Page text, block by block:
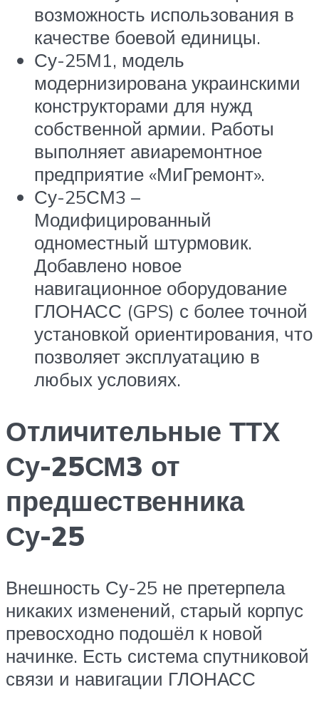
возможность использования в
качестве боевой единицы.
Су-25М1, модель
модернизирована украинскими
конструкторами для нужд
собственной армии. Работы
выполняет авиаремонтное
предприятие «МиГремонт».
Су-25СМ3 –
Модифицированный
одноместный штурмовик.
Добавлено новое
навигационное оборудование
ГЛОНАСС (GPS) с более точной
установкой ориентирования, что
позволяет эксплуатацию в
любых условиях.
Отличительные ТТХ
Су-25СМ3 от
предшественника
Су-25
Внешность Су-25 не претерпела
никаких изменений, старый корпус
превосходно подошёл к новой
начинке. Есть система спутниковой
связи и навигации ГЛОНАСС